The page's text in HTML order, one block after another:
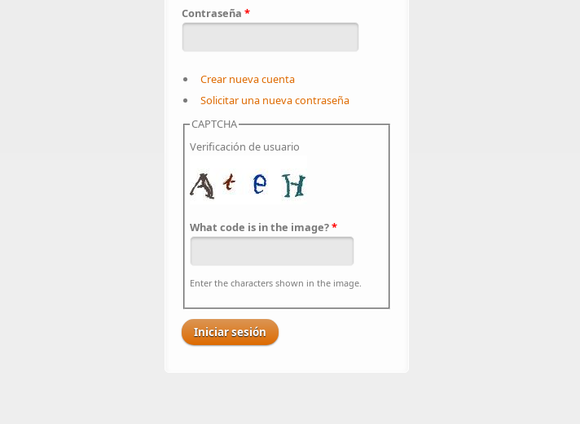
Contraseña *
Crear nueva cuenta
Solicitar una nueva contraseña
CAPTCHA
Verificación de usuario
What code is in the image?*
Enter the characters shown in the image.